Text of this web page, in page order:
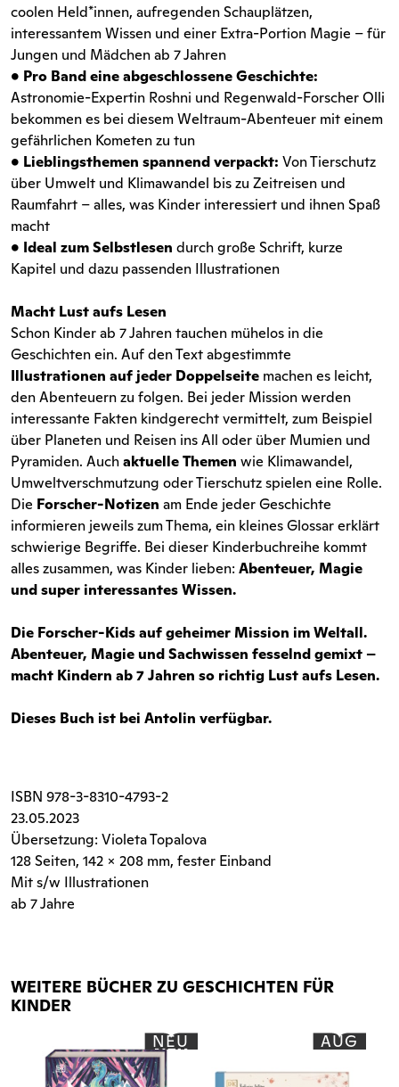
coolen Held*innen, aufregenden Schauplätzen,
interessantem Wissen und einer Extra-Portion Magie – für
Jungen und Mädchen ab 7 Jahren
• Pro Band eine abgeschlossene Geschichte:
Astronomie-Expertin Roshni und Regenwald-Forscher Olli
bekommen es bei diesem Weltraum-Abenteuer mit einem
gefährlichen Kometen zu tun
• Lieblingsthemen spannend verpackt: Von Tierschutz
über Umwelt und Klimawandel bis zu Zeitreisen und
Raumfahrt – alles, was Kinder interessiert und ihnen Spaß
macht
• Ideal zum Selbstlesen durch große Schrift, kurze
Kapitel und dazu passenden Illustrationen
Macht Lust aufs Lesen
Schon Kinder ab 7 Jahren tauchen mühelos in die
Geschichten ein. Auf den Text abgestimmte
Illustrationen auf jeder Doppelseite machen es leicht,
den Abenteuern zu folgen. Bei jeder Mission werden
interessante Fakten kindgerecht vermittelt, zum Beispiel
über Planeten und Reisen ins All oder über Mumien und
Pyramiden. Auchaktuelle Themen wie Klimawandel,
Umweltverschmutzung oder Tierschutz spielen eine Rolle.
Die Forscher-Notizen am Ende jeder Geschichte
informieren jeweils zum Thema, ein kleines Glossar erklärt
schwierige Begriffe. Bei dieser Kinderbuchreihe kommt
alles zusammen, was Kinder lieben:Abenteuer, Magie
und super interessantes Wissen.
Die Forscher-Kids auf geheimer Mission im Weltall.
Abenteuer, Magie und Sachwissen fesselnd gemixt –
macht Kindern ab 7 Jahren so richtig Lust aufs Lesen.
Dieses Buch ist bei Antolin verfügbar.
ISBN 978-3-8310-4793-2
23.05.2023
Übersetzung: Violeta Topalova
128 Seiten, 142 x 208 mm, fester Einband
Mit s/w Illustrationen
ab 7 Jahre
WEITERE BÜCHER ZU GESCHICHTEN FÜR
KINDER
NEU
AUG